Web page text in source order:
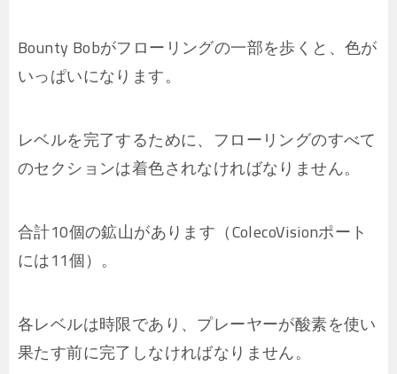
Bounty Bobがフローリングの一部を歩くと、色が
いっぱいになります。
レベルを完了するために、フローリングのすべて
のセクションは着色されなければなりません。
合計10個の鉱山があります（ColecoVisionポート
には11個）。
各レベルは時限であり、プレーヤーが酸素を使い
果たす前に完了しなければなりません。